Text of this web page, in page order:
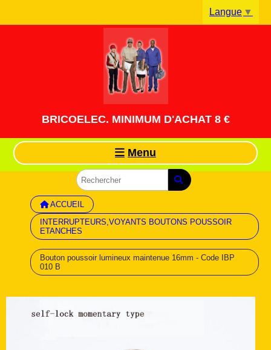
BRICOELEC. MINIMUM D'ACHAT 8 €
Menu
ACCUEIL
INTERRUPTEURS,VOYANTS BOUTONS POUSSOIR
ETANCHES
Bouton poussoir lumineux maintenue 16mm - Code IBP
010 B
Langue ▼